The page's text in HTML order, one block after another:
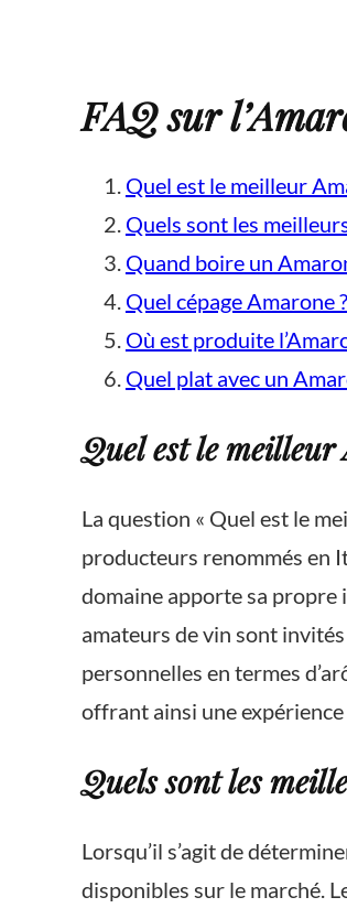
FAQ sur
Quel est le meilleur
Quels sont les
Quand boire un
Quel cépage Amarone ?
Où est produite
Quel plat avec un
Quel est le meilleur
La question « Quel est le
producteurs renommés en
domaine apporte sa propre
amateurs de vin sont
personnelles en termes
offrant ainsi une
Quels sont les
Lorsqu’il s’agit de
disponibles sur le marché.